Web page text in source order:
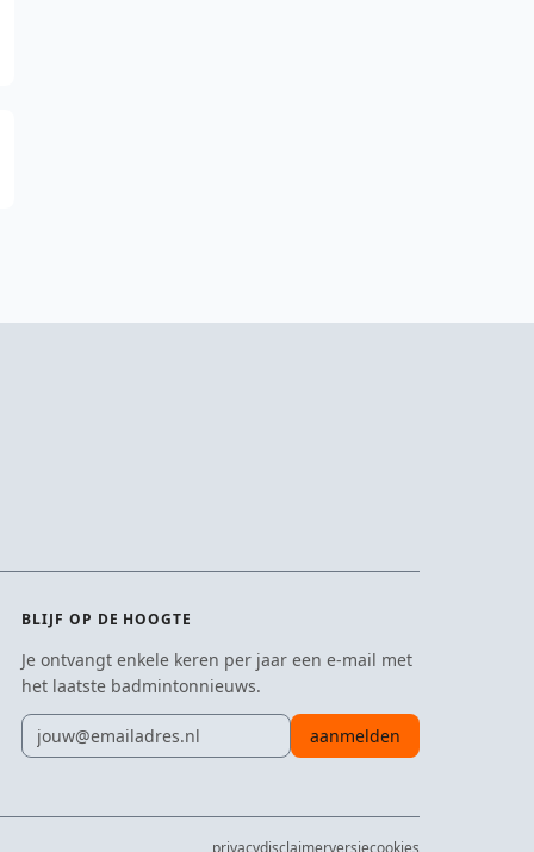
BLIJF OP DE HOOGTE
Je ontvangt enkele keren per jaar een e-mail met
het laatste badmintonnieuws.
E-mailadres
aanmelden
privacydisclaimerversiecookies